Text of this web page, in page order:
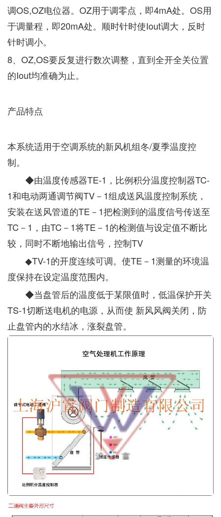
调OS,OZ电位器。OZ用于调零点，即4mA处。OS用
于调量程，即20mA处。顺时针时使Iout调大，反时
针时调小。
8、OZ,OS要反复进行数次调整，直到全开全关位置
的Iout均准确为止。
产品特点
本系统适用于空调系统的新风机组冬/夏季温度控
制。
◆由温度传感器TE-1，比例积分温度控制器TC-
1和电动两通调节阀TV－1组成送风温度控制系统，
安装在送风管道的TE－1把检测到的温度信号传送至
TC－1，由TC－1将TE－1的检测值与设定值不断比
较，同时不断地输出信号，控制TV
◆TV-1的开度连续可调。使TE－1测量的环境温
度保持在设定温度范围内。
◆当盘管后的温度低于某限值时，低温保护开关
TS-1切断送电机的电源，从而使 新风风阀关闭，防
止盘管内的水结冰，涨裂盘管。